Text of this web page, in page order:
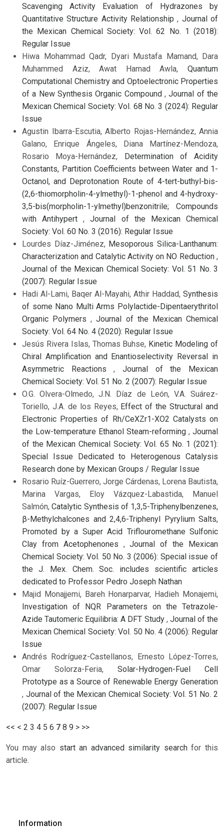
Scavenging Activity Evaluation of Hydrazones by
Quantitative Structure Activity Relationship, Journal of
the Mexican Chemical Society: Vol. 62 No. 1 (2018):
Regular Issue
Hiwa Mohammad Qadr, Dyari Mustafa Mamand, Dara
Muhammed Aziz, Awat Hamad Awla, Quantum
Computational Chemistry and Optoelectronic Properties
of a New Synthesis Organic Compound ,Journal of the
Mexican Chemical Society: Vol. 68 No. 3 (2024): Regular
Issue
Agustin Ibarra-Escutia, Alberto Rojas-Hernández, Annia
Galano, Enrique Ángeles, Diana Martínez-Mendoza,
Rosario Moya-Hernández,
Determination of Acidity
Constants, Partition Coefficients between Water and 1-
Octanol, and Deprotonation Route of 4-tert-buthyl-bis-
(2,6-thiomorpholin-4-ylmethyl)-1-phenol and 4-hydroxy-
3,5-bis(morpholin-1-ylmethyl)benzonitrile; Compounds
with Antihypert,Journal of the Mexican Chemical
Society: Vol. 60 No. 3 (2016): Regular Issue
Lourdes Díaz-Jiménez, Mesoporous Silica-Lanthanum:
Characterization and Catalytic Activity on NO Reduction ,
Journal of the Mexican Chemical Society: Vol. 51 No. 3
(2007): Regular Issue
Hadi Al-Lami, Baqer Al-Mayahi, Athir Haddad, Synthesis
of some Nano Multi Arms Polylactide-Dipentaerythritol
Organic Polymers,Journal of the Mexican Chemical
Society: Vol. 64 No. 4 (2020): Regular Issue
Jesús Rivera Islas, Thomas Buhse, Kinetic Modeling of
Chiral Amplification and Enantioselectivity Reversal in
Asymmetric Reactions,Journal of the Mexican
Chemical Society: Vol. 51 No. 2 (2007): Regular Issue
O.G. Olvera-Olmedo, J.N. Díaz de León, V.A. Suárez-
Toriello, J.A. de los Reyes, Effect of the Structural and
Electronic Properties of Rh/CeXZr1-XO2 Catalysts on
the Low-temperature Ethanol Steam-reforming , Journal
of the Mexican Chemical Society: Vol. 65 No. 1 (2021):
Special Issue Dedicated to Heterogenous Catalysis
Research done by Mexican Groups / Regular Issue
Rosario Ruíz-Guerrero, Jorge Cárdenas, Lorena Bautista,
Marina Vargas, Eloy Vázquez-Labastida, Manuel
Salmón,Catalytic Synthesis of 1,3,5-Triphenylbenzenes,
β-Methylchalcones and 2,4,6-Triphenyl Pyrylium Salts,
Promoted by a Super Acid Triflouromethane Sulfonic
Clay from Acetophenones ,Journal of the Mexican
Chemical Society: Vol. 50 No. 3 (2006): Special issue of
the J. Mex. Chem. Soc. includes scientific articles
dedicated to Professor Pedro Joseph Nathan
Majid Monajjemi, Bareh Honarparvar, Hadieh Monajemi,
Investigation of NQR Parameters on the Tetrazole-
Azide Tautomeric Equilibria: A DFT Study , Journal of the
Mexican Chemical Society: Vol. 50 No. 4 (2006): Regular
Issue
Andrés Rodríguez-Castellanos, Ernesto López-Torres,
Omar Solorza-Feria, Solar-Hydrogen-Fuel Cell
Prototype as a Source of Renewable Energy Generation
, Journal of the Mexican Chemical Society: Vol. 51 No. 2
(2007): Regular Issue
<< < 2 3 4 5 6 7 8 9 > >>
You may also start an advanced similarity searchfor this
article.
Information